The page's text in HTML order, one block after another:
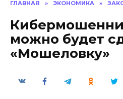
ГЛАВНАЯ » ЭКОНОМИКА »
можно будет
«Мошеловку»